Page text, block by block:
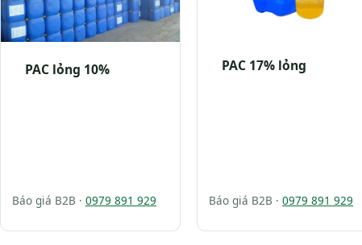
PAC lỏng 10%
Báo giá B2B · 0979 891 929
PAC 17% lỏng
Báo giá B2B · 0979 891 929